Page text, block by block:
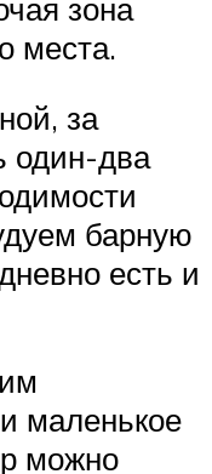
зона
места.
за
один-два
барную
есть и
маленькое
можно